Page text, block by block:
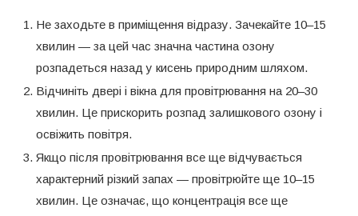
Не заходьте в приміщення відразу. Зачекайте 10–15
хвилин — за цей час значна частина озону
розпадеться назад у кисень природним шляхом.
Відчиніть двері і вікна для провітрювання на 20–30
хвилин. Це прискорить розпад залишкового озону і
освіжить повітря.
Якщо після провітрювання все ще відчувається
характерний різкий запах — провітрюйте ще 10–15
хвилин. Це означає, що концентрація все ще